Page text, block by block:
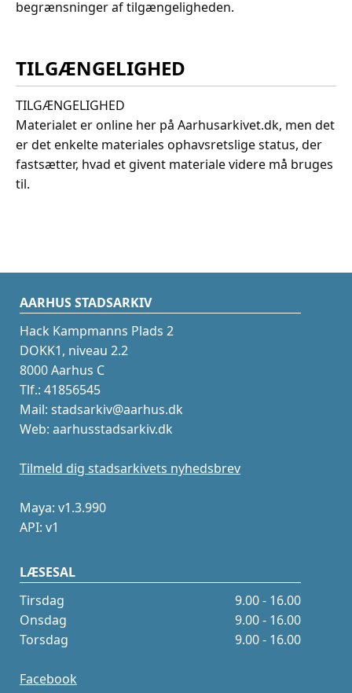
begrænsninger af tilgængeligheden.
TILGÆNGELIGHED
TILGÆNGELIGHED
Materialet er online her på Aarhusarkivet.dk, men det
er det enkelte materiales ophavsretslige status, der
fastsætter, hvad et givent materiale videre må bruges
til.
AARHUS STADSARKIV
Hack Kampmanns Plads 2
DOKK1, niveau 2.2
8000 Aarhus C
Tlf.: 41856545
Mail: stadsarkiv@aarhus.dk
Web: aarhusstadsarkiv.dk
Tilmeld dig stadsarkivets nyhedsbrev
Maya: v1.3.990
API: v1
LÆSESAL
Tirsdag
9.00 - 16.00
Onsdag
9.00 - 16.00
Torsdag
9.00 - 16.00
Facebook